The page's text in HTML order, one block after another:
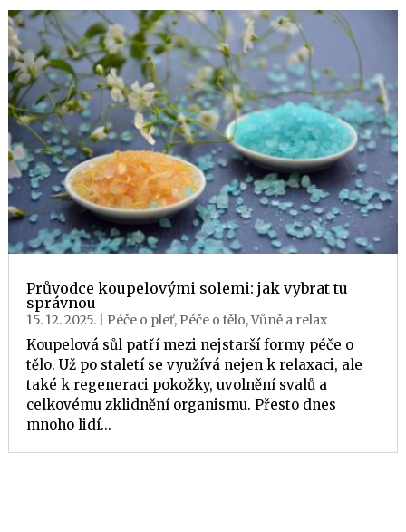
Průvodce koupelovými solemi: jak vybrat tu
správnou
15. 12. 2025.| Péče o pleť, Péče o tělo,Vůně a relax
Koupelová sůl patří mezi nejstarší formy péče o
tělo. Už po staletí se využívá nejen k relaxaci, ale
také k regeneraci pokožky, uvolnění svalů a
celkovému zklidnění organismu. Přesto dnes
mnoho lidí...